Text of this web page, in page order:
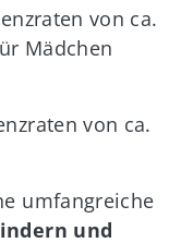
von ca.
Mädchen
von ca.
umfangreiche
und